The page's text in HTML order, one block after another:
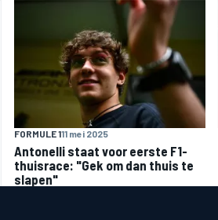
FORMULE 111 mei 2025
Antonelli staat voor eerste F1-
thuisrace: "Gek om dan thuis te
slapen"